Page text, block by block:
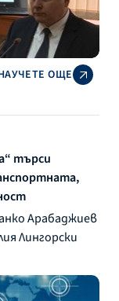
ОЩЕ
търси
Арабаджиев
Лингорски